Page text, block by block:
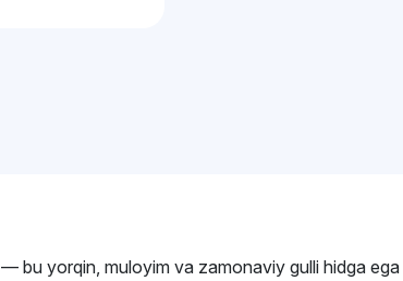
— bu yorqin, muloyim va zamonaviy gulli hidga